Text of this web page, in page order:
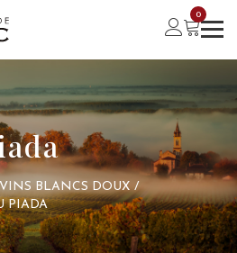
0
VINS BLANCS DOUX /
PIADA